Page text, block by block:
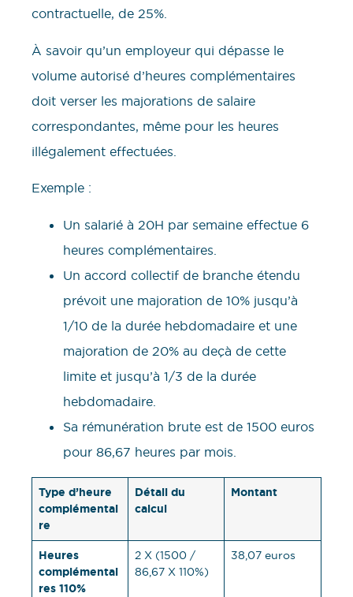
contractuelle, de 25%.
À savoir qu’un employeur qui dépasse le
volume autorisé d’heures complémentaires
doit verser les majorations de salaire
correspondantes, même pour les heures
illégalement effectuées.
Exemple :
Un salarié à 20H par semaine effectue 6
heures complémentaires.
Un accord collectif de branche étendu
prévoit une majoration de 10% jusqu’à
1/10 de la durée hebdomadaire et une
majoration de 20% au deçà de cette
limite et jusqu’à 1/3 de la durée
hebdomadaire.
Sa rémunération brute est de 1500 euros
pour 86,67 heures par mois.
Type d’heure
complémentai
re
Détail du
calcul
Montant
Heures
complémentai
res 110%
2 X (1500 /
86,67 X 110%)
38,07 euros